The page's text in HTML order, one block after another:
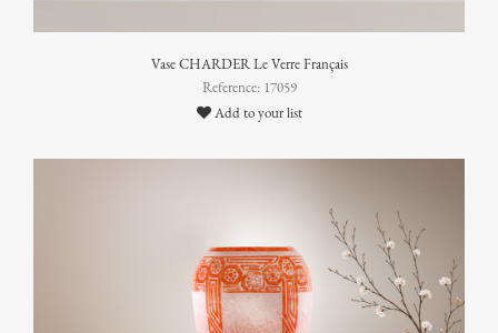
Vase CHARDER Le Verre Français
Reference: 17059
Add to your list